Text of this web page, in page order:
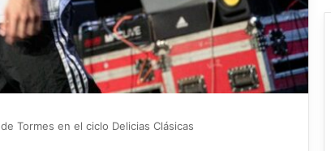
Tormes en el ciclo Delicias Clásicas